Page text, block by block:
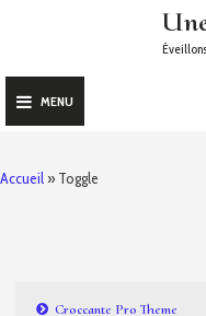
content
MENU
Accueil » Toggle
Croccante Pro Theme